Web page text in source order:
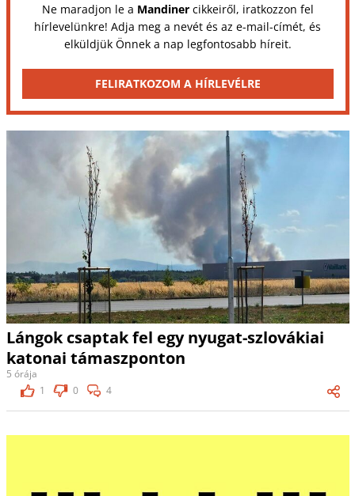
Ne maradjon le a Mandinercikkeiről, iratkozzon fel
hírlevelünkre! Adja meg a nevét és az e-mail-címét, és
elküldjük Önnek a nap legfontosabb híreit.
FELIRATKOZOM A HÍRLEVÉLRE
Lángok csaptak fel egy nyugat-szlovákiai
katonai támaszponton
5 órája
1
0 4